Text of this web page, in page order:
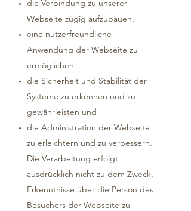
die Verbindung zu unserer
Webseite zügig aufzubauen,
eine nutzerfreundliche
Anwendung der Webseite zu
ermöglichen,
die Sicherheit und Stabilität der
Systeme zu erkennen und zu
gewährleisten und
die Administration der Webseite
zu erleichtern und zu verbessern.
Die Verarbeitung erfolgt
ausdrücklich nicht zu dem Zweck,
Erkenntnisse über die Person des
Besuchers der Webseite zu